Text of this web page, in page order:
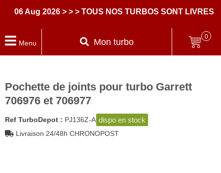
Aug 2026 > > > TOUS NOS TURBOS SONT LIVRES
Menu Mon turbo
0
Pochette de joints pour turbo Garrett
706976 et 706977
Ref TurboDepot : PJ136Z-A dispo en stock
Livraison 24/48h CHRONOPOST